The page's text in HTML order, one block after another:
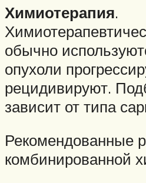
Химиотерапия.
обычно
опухоли
рецидивируют.
зависит от типа
Рекомендованные
комбинированной